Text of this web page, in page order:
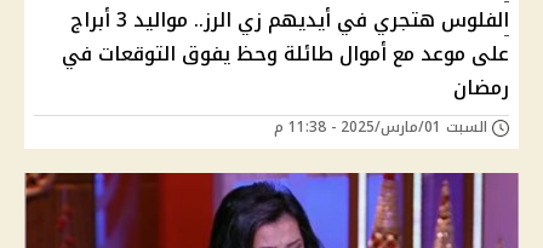
الفلوس هتجري في أيديهم زي الرز.. مواليد 3 أبراج
على موعد مع أموال طائلة وحظ يفوق التوقعات في
رمضان
السبت 01/مارس/2025 - 11:38 م